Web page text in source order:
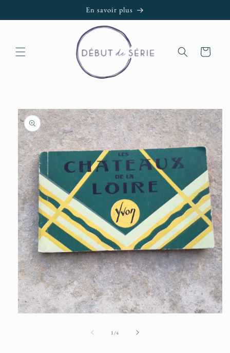
En savoir plus
Panier
Passer aux
informations
produits
1/de
4